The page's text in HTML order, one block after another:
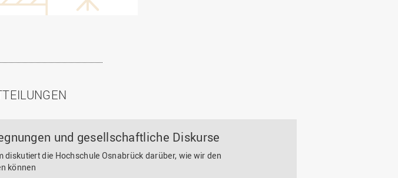
und gesellschaftliche Diskurse
die Hochschule Osnabrück darüber, wie wir den
können